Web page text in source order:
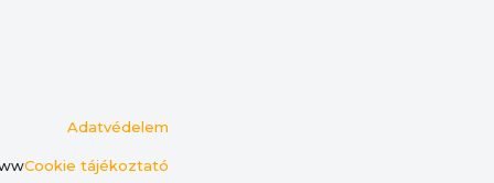
Adatvédelem
Cookie tájékoztató